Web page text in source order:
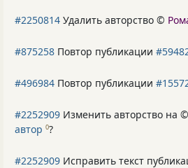
#2250814 Удалить авторство ©
#875258 Повтор публикации
#496984 Повтор публикации
#2252909 Изменить авторство на ©
автор 0?
#2252909 Исправить текст